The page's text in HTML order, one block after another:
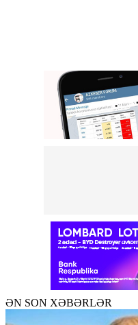
ƏN SON XƏBƏRLƏR